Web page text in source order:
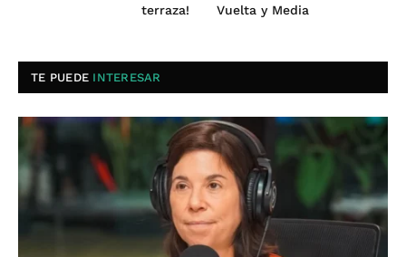
terraza!
Vuelta y Media
TE PUEDE INTERESAR